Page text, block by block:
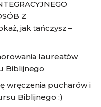
Z
jak tańczysz –
laureatów
Biblijnego
wręczenia pucharów i
Biblijnego :)